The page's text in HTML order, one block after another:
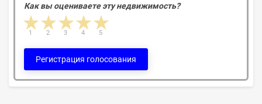
Как вы оцениваете эту недвижимость?
4 stars
3 stars
2 stars
1 star 5
4
3
2
1
Регистрация голосования